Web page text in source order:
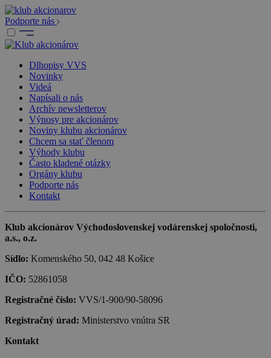
Podporte nás
Dlhopisy VVS
Novinky
Videá
Napísali o nás
Archív newsletterov
Výnosy pre akcionárov
Noviny klubu akcionárov
Chcem sa stať členom
Výhody klubu
Často kladené otázky
Orgány klubu
Podporte nás
Kontakt
Klub akcionárov Východoslovenskej vodárenskej spoločnosti,
a.s., o.z.
Sídlo: Komenského 50, 042 48 Košice
IČO: 52861058
Registračné číslo: VVS/1-900/90-58096
Registračný úrad: Ministerstvo vnútra SR
Kontakt